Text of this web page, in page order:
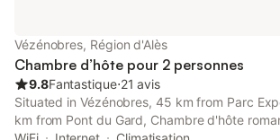
Vézénobres, Région d'Alès
Chambre d’hôte pour 2 personnes
9.8Fantastique⋅21 avis
Situated in Vézénobres, 45 km from Parc
km from Pont du Gard, Chambre d'hôte